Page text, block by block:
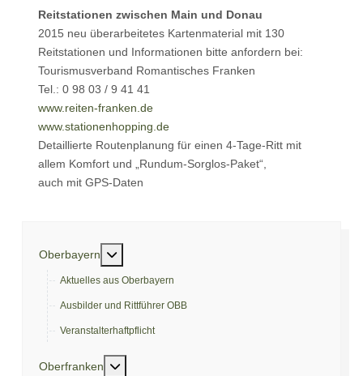
Reitstationen zwischen Main und Donau
2015 neu überarbeitetes Kartenmaterial mit 130
Reitstationen und Informationen bitte anfordern bei:
Tourismusverband Romantisches Franken
Tel.: 0 98 03 / 9 41 41
www.reiten-franken.de
www.stationenhopping.de
Detaillierte Routenplanung für einen 4-Tage-Ritt mit
allem Komfort und „Rundum-Sorglos-Paket“,
auch mit GPS-Daten
Oberbayern Weitere Informationen: Oberbayern
Aktuelles aus Oberbayern
Ausbilder und Rittführer OBB
Veranstalterhaftpflicht
Oberfranken Weitere Informationen: Oberfranken